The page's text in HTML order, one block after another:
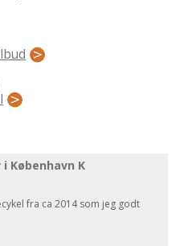
København K
fra ca 2014 som jeg godt